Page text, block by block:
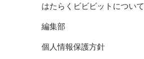
はたらくビビビットについて
編集部
個人情報保護方針